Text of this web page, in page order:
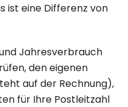
ist eine Differenz von
Jahresverbrauch
den eigenen
auf der Rechnung),
für Ihre Postleitzahl